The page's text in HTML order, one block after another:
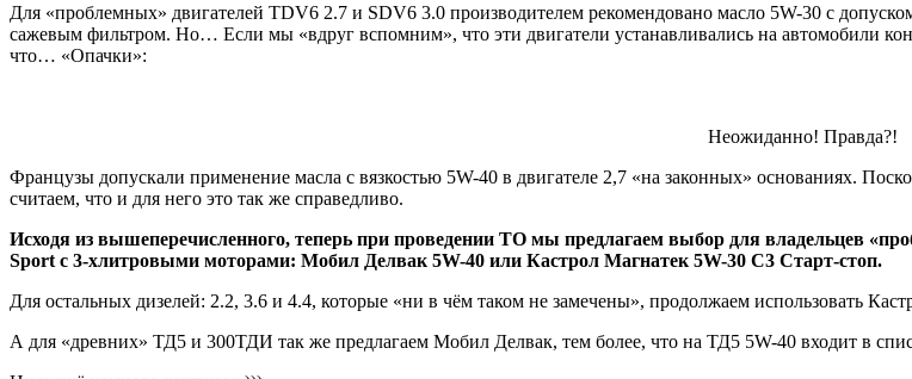
Для «проблемных» двигателей TDV6 2.7 и SDV6 3.0 производителем рекомендовано масло 5W-30 с
сажевым фильтром. Но… Если мы «вдруг вспомним», что эти двигатели устанавливались на автомобили
что… «Опачки»:
Неожиданно! Правда?!
Французы допускали применение масла с вязкостью 5W-40 в двигателе 2,7 «на законных» основаниях.
считаем, что и для него это так же справедливо.
Исходя из вышеперечисленного, теперь при проведении ТО мы предлагаем выбор для владельцев
Sport с 3-хлитровыми моторами: Мобил Делвак 5W-40 или Кастрол Магнатек 5W-30 C3 Старт-стоп.
Для остальных дизелей: 2.2, 3.6 и 4.4, которые «ни в чём таком не замечены», продолжаем использовать
А для «древних» ТД5 и 300ТДИ так же предлагаем Мобил Делвак, тем более, что на ТД5 5W-40 входит в